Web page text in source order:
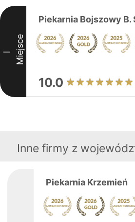
I Miejsce
Piekarnia Bojszowy B.
10.0
Inne firmy z
Piekarnia Krzemień